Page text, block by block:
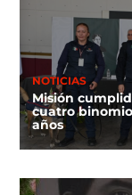
NOTICIAS
Misión
cuatro
años